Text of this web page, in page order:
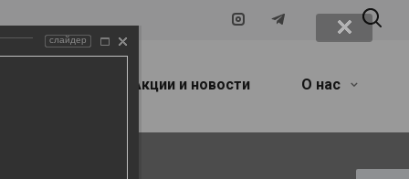
Акции и новости О нас
слайдер